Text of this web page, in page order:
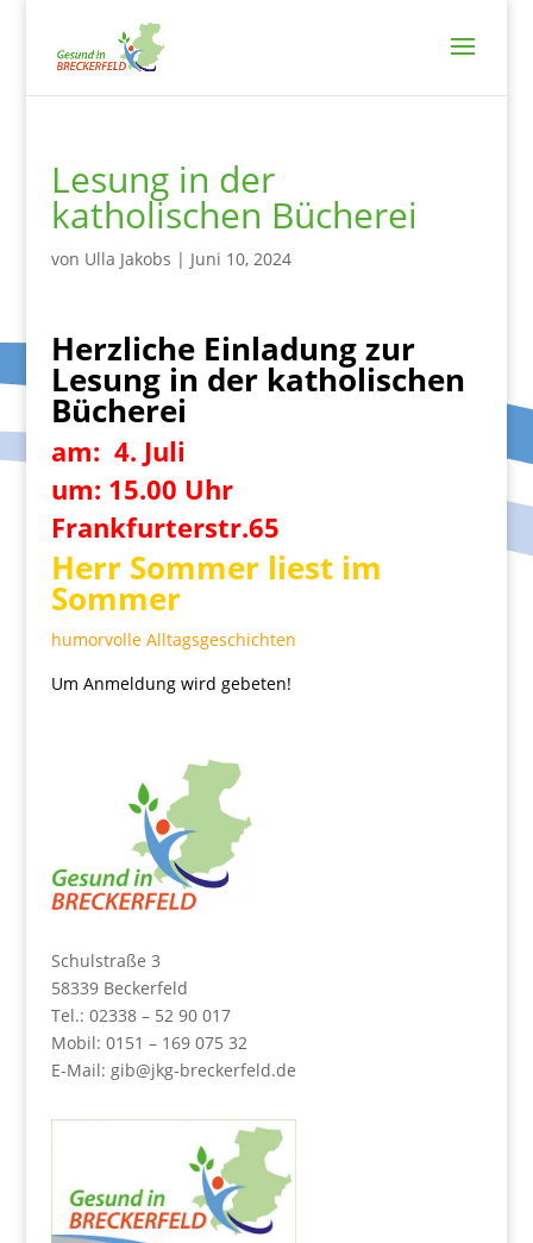
Lesung in der
katholischen Bücherei
von Ulla Jakobs | Juni 10, 2024
Herzliche Einladung zur
Lesung in der katholischen
Bücherei
am: 4. Juli
um: 15.00 Uhr
Frankfurterstr.65
Herr Sommer liest im
Sommer
humorvolle Alltagsgeschichten
Um Anmeldung wird gebeten!
Schulstraße 3
58339 Beckerfeld
Tel.: 02338 – 52 90 017
Mobil: 0151 – 169 075 32
E-Mail: gib@jkg-breckerfeld.de